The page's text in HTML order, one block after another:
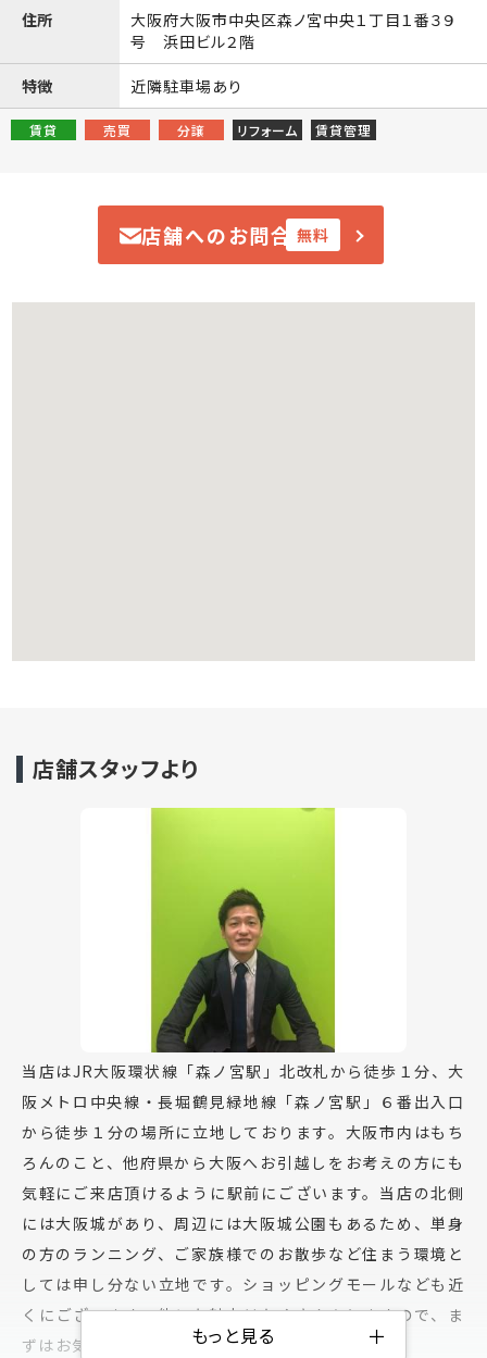
住所
大阪府大阪市中央区森ノ宮中央１丁目１番３９
号 浜田ビル２階
特徴 近隣駐車場あり
賃貸 売買 分譲 リフォーム 賃貸管理
店舗へのお問合せ無料
店舗スタッフより
当店はJR大阪環状線「森ノ宮駅」北改札から徒歩１分、大
阪メトロ中央線・長堀鶴見緑地線「森ノ宮駅」６番出入口
から徒歩１分の場所に立地しております。大阪市内はもち
ろんのこと、他府県から大阪へお引越しをお考えの方にも
気軽にご来店頂けるように駅前にございます。当店の北側
には大阪城があり、周辺には大阪城公園もあるため、単身
の方のランニング、ご家族様でのお散歩など住まう環境と
しては申し分ない立地です。ショッピングモールなども近
くにございます。他にも魅力はたくさんありますので、ま
ずはお気軽にご相談下さいませ。
もっと見る ＋